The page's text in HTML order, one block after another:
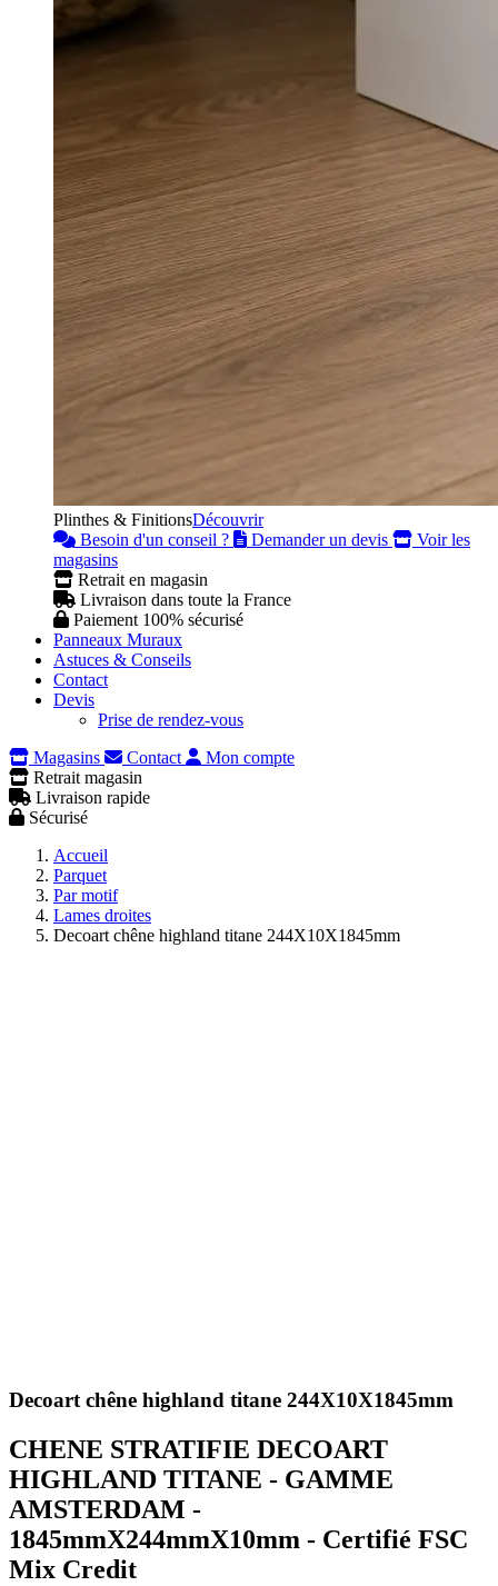
Plinthes & FinitionsDécouvrir
Besoin d'un conseil ?
Demander un devis
Voir les
magasins
Retrait en magasin
Livraison dans toute la France
Paiement 100% sécurisé
Panneaux Muraux
Astuces & Conseils
Contact
Devis
Prise de rendez-vous
Magasins
Contact
Mon compte
Retrait magasin
Livraison rapide
Sécurisé
Accueil
Parquet
Par motif
Lames droites
Decoart chêne highland titane 244X10X1845mm
Decoart chêne highland titane 244X10X1845mm
CHENE STRATIFIE DECOART
HIGHLAND TITANE - GAMME
AMSTERDAM -
1845mmX244mmX10mm - Certifié FSC
Mix Credit